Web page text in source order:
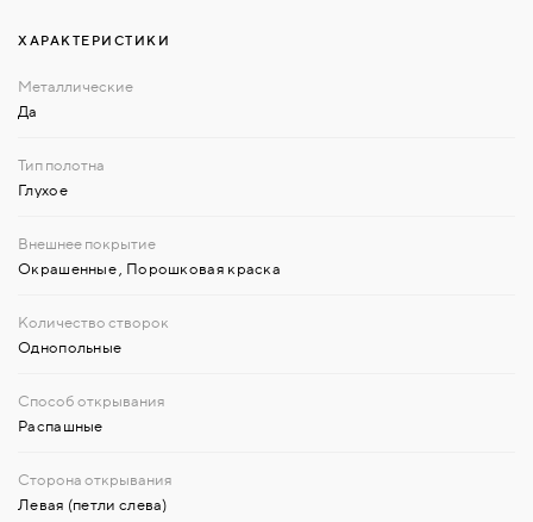
ХАРАКТЕРИСТИКИ
Да
Глухое
Окрашенные Порошковая краска
Однопольные
Распашные
Левая (петли слева)